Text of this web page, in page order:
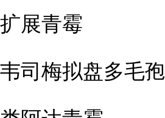
扩展青霉
韦司梅拟盘多毛孢